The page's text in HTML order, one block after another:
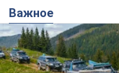
Важное